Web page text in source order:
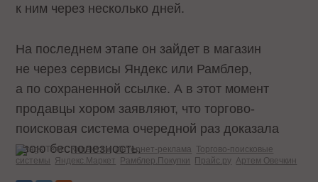
к ним через несколько дней.
На последнем этапе он зайдет в магазин
не через сервисы Яндекс или Рамблер,
а по сохраненной ссылке. А в этот момент
продавцы хором заявляют, что торгово-
поисковая система очередной раз доказала
свою бесполезность.
Теги: Клиентам Интернет-реклама Торгово-поисковые
системы Яндекс.Маркет Рамблер.Покупки Прайс.ру Артем Овечкин